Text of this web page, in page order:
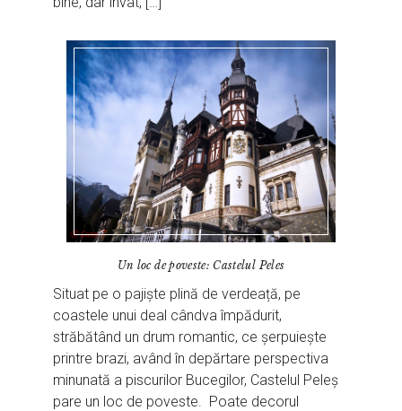
Un loc de poveste: Castelul Peles
Situat pe o pajiște plină de verdeață, pe
coastele unui deal cândva împădurit,
străbătând un drum romantic, ce șerpuiește
printre brazi, având în depărtare perspectiva
minunată a piscurilor Bucegilor, Castelul Peleș
pare un loc de poveste. Poate decorul